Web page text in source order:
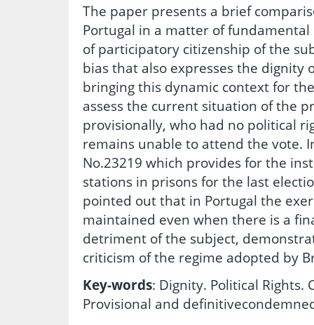
The paper presents a brief
Portugal in a matter of
of participatory citizenship of the
bias that also expresses the dignity
bringing this dynamic context for
assess the current situation of the
provisionally, who had no political
remains unable to attend the vote.
No.23219 which provides for the
stations in prisons for the last
pointed out that in Portugal the
maintained even when there is a
detriment of the subject,
criticism of the regime adopted by
Key-words: Dignity. Political Rights.
Provisional and